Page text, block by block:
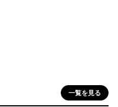
一覧を見る